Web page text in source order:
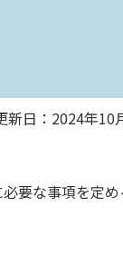
新日：2024年10
要な事項を定め